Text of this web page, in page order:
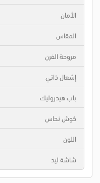
الأمان
المقاس
مروحة الفرن
إشعال ذاتي
باب هيدروليك
كوش نحاس
اللون
شاشة ليد